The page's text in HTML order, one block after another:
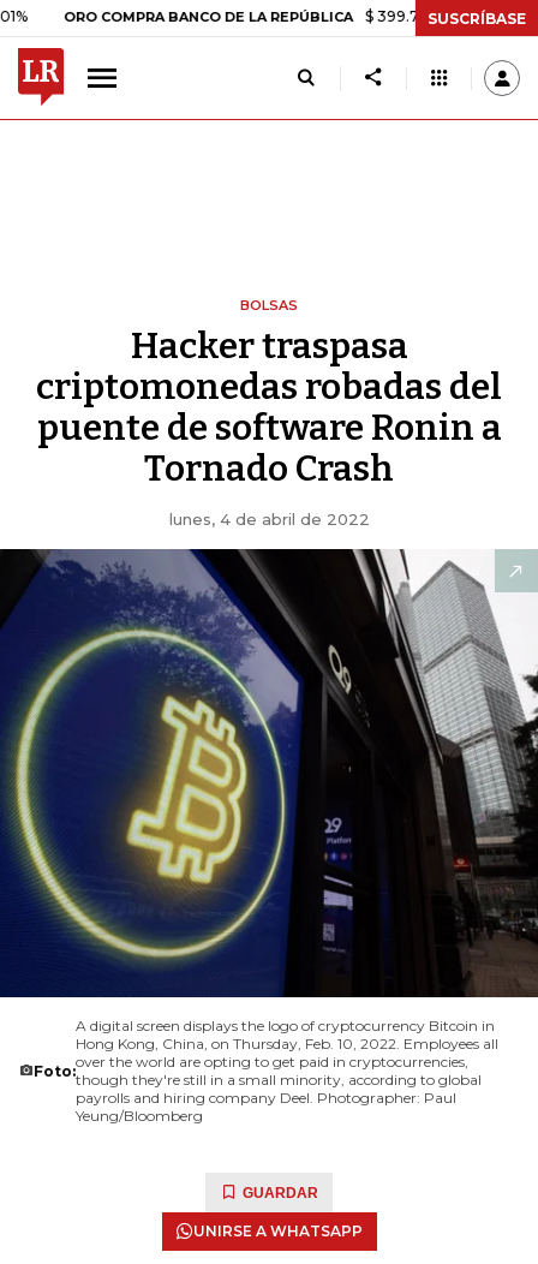
COMPRA BANCO DE LA REPÚBLICA $ 399.745,16 +$ 2.295,71
SUSCRÍBASE
BOLSAS
Hacker traspasa
criptomonedas robadas del
puente de software Ronin a
Tornado Crash
lunes, 4 de abril de 2022
Foto:
A digital screen displays the logo of cryptocurrency Bitcoin in
Hong Kong, China, on Thursday, Feb. 10, 2022. Employees all
over the world are opting to get paid in cryptocurrencies,
though they're still in a small minority, according to global
payrolls and hiring company Deel. Photographer: Paul
Yeung/Bloomberg
GUARDAR
UNIRSE A WHATSAPP